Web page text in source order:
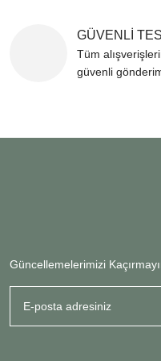
GÜVENLİ
Tüm
güvenli
Güncellemelerimizi